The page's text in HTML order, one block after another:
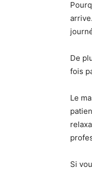
De
fois
Le
Si